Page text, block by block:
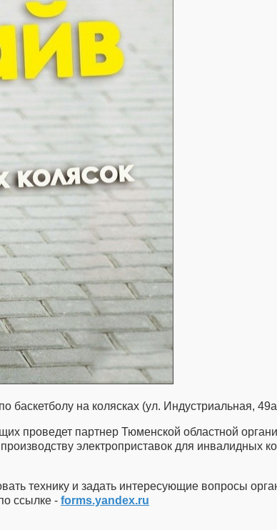
баскетболу на колясках (ул. Индустриальная,
проведет партнер Тюменской областной
электроприставок для инвалидных
технику и задать интересующие вопросы
ссылке - forms.yandex.ru